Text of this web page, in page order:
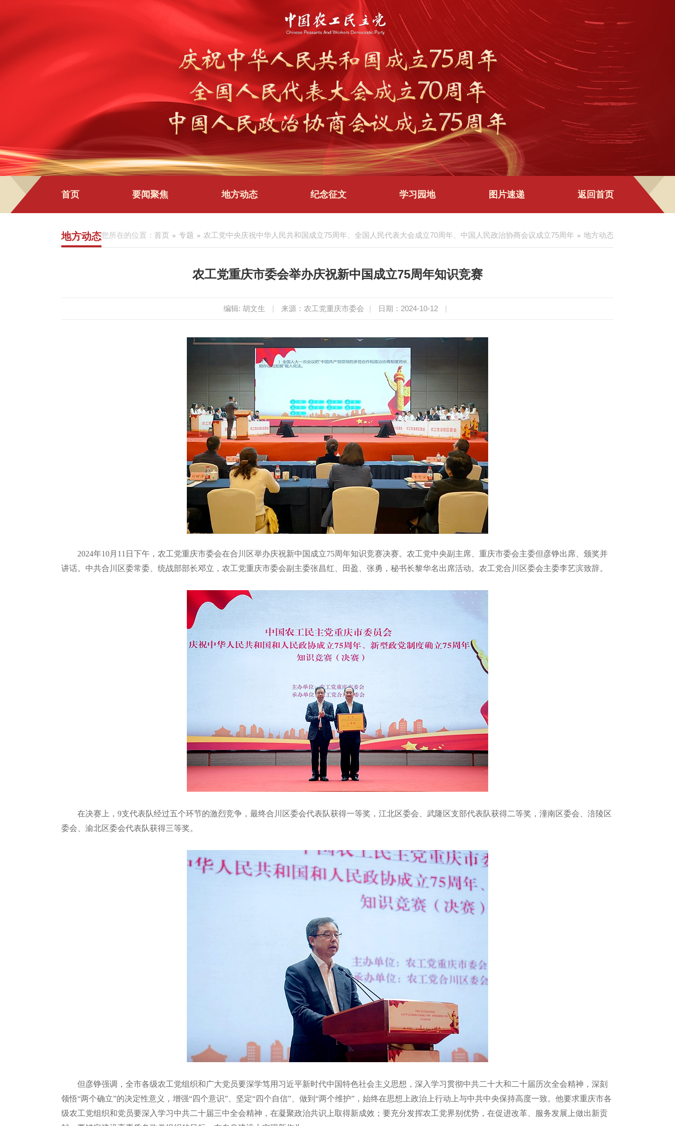
首页 要闻聚焦 地方动态 纪念征文 学习园地 图片速递 返回首页
您所在的位置： 首页 专题 农工党中央庆祝中华人民共和国成立75周年、全国人民代表大会成立70周年、中国人民政治协商会议成立75周年 地方动态
地方动态
农工党重庆市委会举办庆祝新中国成立75周年知识竞赛
编辑: 胡文生 | 来源：农工党重庆市委会 | 日期：2024-10-12 |
2024年10月11日下午，农工党重庆市委会在合川区举办庆祝新中国成立75周年知识竞赛决赛。农工党中央副主席、重庆市委会主委但彦铮出席、颁奖并
讲话。中共合川区委常委、统战部部长邓立，农工党重庆市委会副主委张昌红、田盈、张勇，秘书长黎华名出席活动。农工党合川区委会主委李艺滨致辞。
在决赛上，9支代表队经过五个环节的激烈竞争，最终合川区委会代表队获得一等奖，江北区委会、武隆区支部代表队获得二等奖，潼南区委会、涪陵区
委会、渝北区委会代表队获得三等奖。
但彦铮强调，全市各级农工党组织和广大党员要深学笃用习近平新时代中国特色社会主义思想，深入学习贯彻中共二十大和二十届历次全会精神，深刻
领悟“两个确立”的决定性意义，增强“四个意识”、坚定“四个自信”、做到“两个维护”，始终在思想上政治上行动上与中共中央保持高度一致。他要求重庆市各
级农工党组织和党员要深入学习中共二十届三中全会精神，在凝聚政治共识上取得新成效；要充分发挥农工党界别优势，在促进改革、服务发展上做出新贡